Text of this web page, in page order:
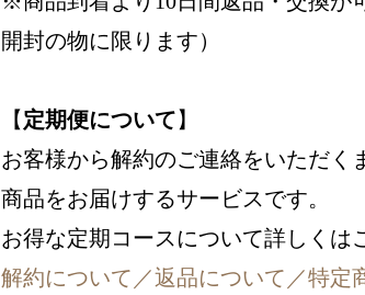
開封の物に限ります）
【定期便について】
お客様から解約のご連絡をいただく
商品をお届けするサービスです。
お得な定期コースについて詳しくは
解約について／返品について／特定